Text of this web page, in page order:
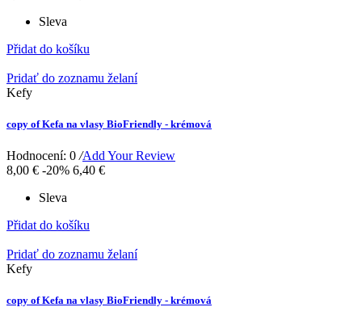
Sleva
Přidat do košíku
Pridať do zoznamu želaní
Kefy
copy of Kefa na vlasy BioFriendly - krémová
Hodnocení: 0 /Add Your Review
8,00 € -20% 6,40 €
Sleva
Přidat do košíku
Pridať do zoznamu želaní
Kefy
copy of Kefa na vlasy BioFriendly - krémová